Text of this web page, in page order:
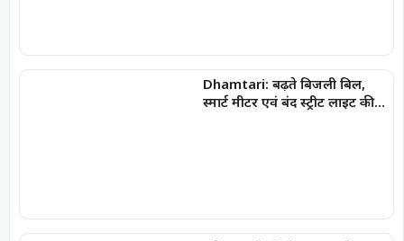
Dhamtari: बढ़ते बिजली बिल,
स्मार्ट मीटर एवं बंद स्ट्रीट लाइट की